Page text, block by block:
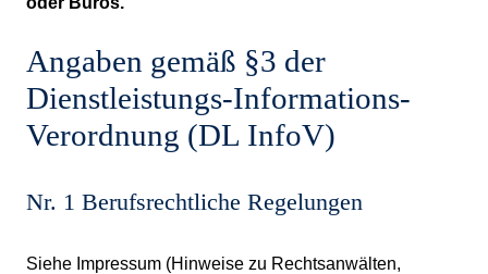
Angaben gemäß §3 der
Dienstleistungs-Informations-
Verordnung (DL InfoV)
Nr. 1 Berufsrechtliche Regelungen
Siehe Impressum (Hinweise zu Rechtsanwälten,